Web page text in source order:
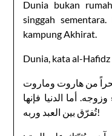
Dunia bukan
singgah
kampung Akhirat.
Dunia, kata al-
أما الدنيا فإنها
تُفرّق بين العبد وربه!